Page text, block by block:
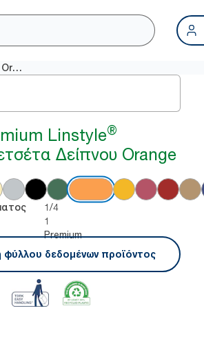
Tork Premium Linstyle® Χαρτοπετσέτα Δείπνου Orange
Linstyle®
Δείπνου Orange
1/4
1
Premium
φύλλου δεδομένων προϊόντος